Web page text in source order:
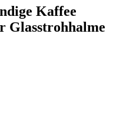
Kaffee
Glasstrohhalme